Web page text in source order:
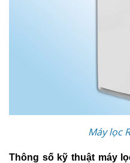
Máy lọc
Thông số kỹ thuật máy